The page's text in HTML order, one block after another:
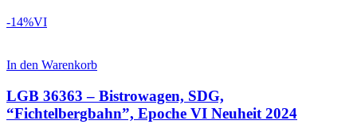
-14%VI
In den Warenkorb
LGB 36363 – Bistrowagen, SDG,
“Fichtelbergbahn”, Epoche VI Neuheit 2024